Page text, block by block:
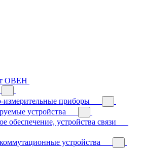
ОВЕН
измерительные приборы
устройства
обеспечение, устройства связи
устройства